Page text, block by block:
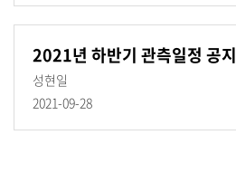
2021년 하반기 관측일정 공지
성현일
2021-09-28